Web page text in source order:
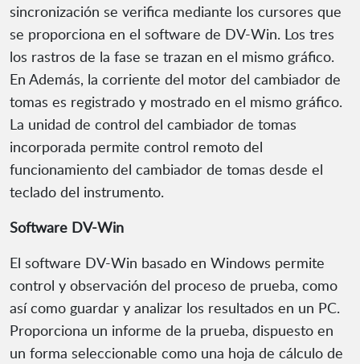
sincronización se verifica mediante los cursores que
se proporciona en el software de DV-Win. Los tres
los rastros de la fase se trazan en el mismo gráfico.
En Además, la corriente del motor del cambiador de
tomas es registrado y mostrado en el mismo gráfico.
La unidad de control del cambiador de tomas
incorporada permite control remoto del
funcionamiento del cambiador de tomas desde el
teclado del instrumento.
Software DV-Win
El software DV-Win basado en Windows permite
control y observación del proceso de prueba, como
así como guardar y analizar los resultados en un PC.
Proporciona un informe de la prueba, dispuesto en
un forma seleccionable como una hoja de cálculo de